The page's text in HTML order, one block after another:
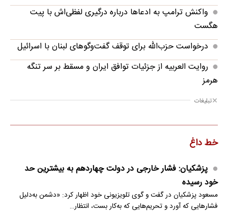
واکنش ترامپ به ادعاها درباره درگیری لفظی‌اش با پیت
هگست
درخواست حزب‌الله برای توقف گفت‌وگوهای لبنان با اسرائیل
روایت العربیه از جزئیات توافق ایران و مسقط بر سر تنگه
هرمز
تبلیغات
خط داغ
پزشکیان: فشار خارجی در دولت چهاردهم به بیشترین حد
خود رسیده
مسعود پزشکیان در گفت و گوی تلویزیونی خود اظهار کرد: «دشمن به‌دلیل
فشارهایی که آورد و تحریم‌هایی که به‌کار بست، انتظار…